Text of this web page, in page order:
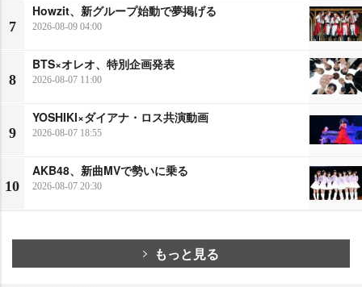
7
Howzit、新グループ始動で夢掲げる
2026-08-09 04:00
8
BTS×オレオ、特別企画発表
2026-08-07 11:00
9
YOSHIKI×ダイアナ・ロス共演動画
2026-08-07 18:55
10
AKB48、新曲MVで勢いに乗る
2026-08-07 20:30
もっと見る